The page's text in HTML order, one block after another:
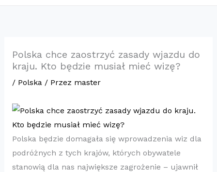
Polska chce zaostrzyć zasady wjazdu do
kraju. Kto będzie musiał mieć wizę?
/ Polska/ Przez master
Polska będzie domagała się wprowadzenia wiz dla
podróżnych z tych krajów, których obywatele
stanowią dla nas największe zagrożenie – ujawnił